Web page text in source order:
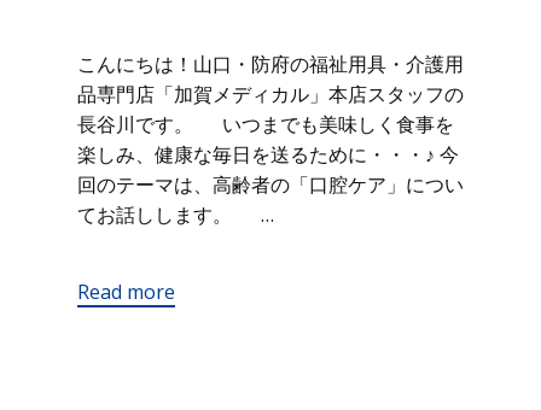
こんにちは！山口・防府の福祉用具・介護用
品専門店「加賀メディカル」本店スタッフの
長谷川です。 いつまでも美味しく食事を
楽しみ、健康な毎日を送るために・・・♪ 今
回のテーマは、高齢者の「口腔ケア」につい
てお話しします。 …
Read more